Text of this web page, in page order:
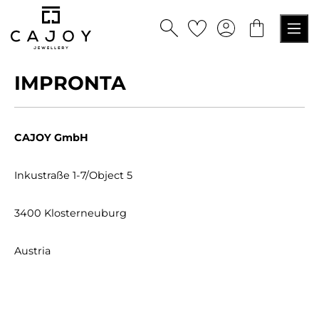
principale
IMPRONTA
CAJOY GmbH
Inkustraße 1-7/Object 5
3400 Klosterneuburg
Austria